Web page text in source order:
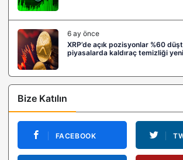
6 ay önce
XRP’de açık pozisyonlar %60
piyasalarda kaldıraç temizliği
Bize Katılın
FACEBOOK